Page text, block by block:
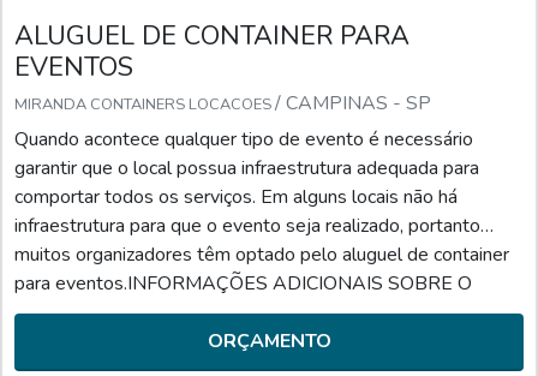
ALUGUEL DE CONTAINER PARA
EVENTOS
MIRANDA CONTAINERS LOCACOES/ CAMPINAS - SP
Quando acontece qualquer tipo de evento é necessário
garantir que o local possua infraestrutura adequada para
comportar todos os serviços. Em alguns locais não há
infraestrutura para que o evento seja realizado, portanto
muitos organizadores têm optado pelo aluguel de container
para eventos.INFORMAÇÕES ADICIONAIS SOBRE O
PRODUTOCom o aluguel de container de eventos, o cliente
pode escolher o local para colocar o módulo e pode utilizá-lo
de imediato. É um produto bastante locado pelas empresas
ORÇAMENTO